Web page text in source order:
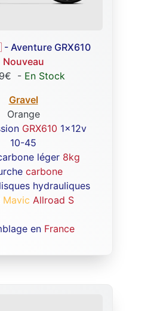
- Aventure GRX610
Nouveau
- En Stock
Gravel
Orange
GRX610 1x12v
10-45
léger 8kg
carbone
hydrauliques
Mavic Allroad S
en France